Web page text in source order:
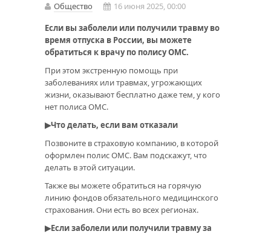
Общество
16 июня 2025, 00:00
Если вы заболели или получили травму во
время отпуска в России, вы можете
обратиться к врачу по полису ОМС.
При этом экстренную помощь при
заболеваниях или травмах, угрожающих
жизни, оказывают бесплатно даже тем, у кого
нет полиса ОМС.
▶Что делать, если вам отказали
Позвоните в страховую компанию, в которой
оформлен полис ОМС. Вам подскажут, что
делать в этой ситуации.
Также вы можете обратиться на горячую
линию фондов обязательного медицинского
страхования. Они есть во всех регионах.
▶Если заболели или получили травму за